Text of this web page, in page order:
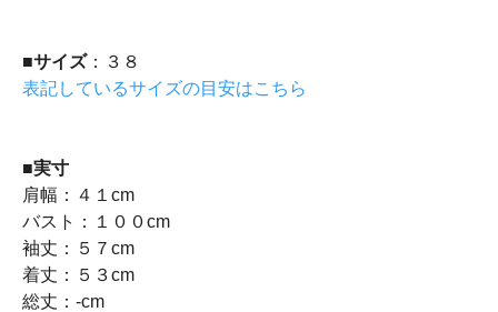
■サイズ：３８
表記しているサイズの目安はこちら
■実寸
肩幅：４１cm
バスト：１００cm
袖丈：５７cm
着丈：５３cm
総丈：-cm